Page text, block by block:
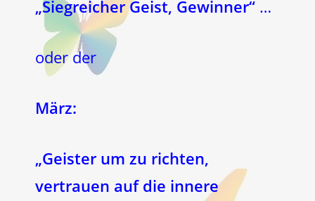
„Siegreicher Geist, Gewinner“ …
oder der
März:
„Geister um zu richten,
vertrauen auf die innere